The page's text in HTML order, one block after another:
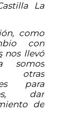
La
como
con
nos llevó
somos
otras
para
dar
de